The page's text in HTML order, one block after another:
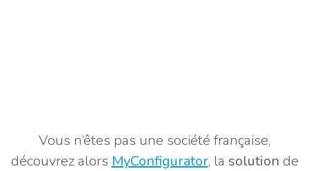
Vous n’êtes pas une société française,
découvrez alors MyConfigurator, la solution de